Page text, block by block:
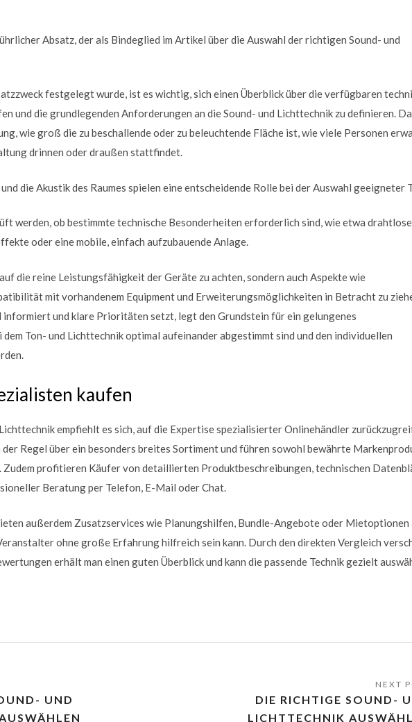
Absatz, der als Bindeglied im Artikel über die Auswahl der richtigen Sound- und
festgelegt wurde, ist es wichtig, sich einen Überblick über die verfügbaren
und die grundlegenden Anforderungen an die Sound- und Lichttechnik zu definieren.
wie groß die zu beschallende oder zu beleuchtende Fläche ist, wie viele Personen
drinnen oder draußen stattfindet.
die Akustik des Raumes spielen eine entscheidende Rolle bei der Auswahl geeigneter
werden, ob bestimmte technische Besonderheiten erforderlich sind, wie etwa drahtlose
oder eine mobile, einfach aufzubauende Anlage.
die reine Leistungsfähigkeit der Geräte zu achten, sondern auch Aspekte wie
mit vorhandenem Equipment und Erweiterungsmöglichkeiten in Betracht zu
informiert und klare Prioritäten setzt, legt den Grundstein für ein gelungenes
Ton- und Lichttechnik optimal aufeinander abgestimmt sind und den individuellen
kaufen
empfiehlt es sich, auf die Expertise spezialisierter Onlinehändler
Regel über ein besonders breites Sortiment und führen sowohl bewährte
Zudem profitieren Käufer von detaillierten Produktbeschreibungen, technischen
Beratung per Telefon, E-Mail oder Chat.
außerdem Zusatzservices wie Planungshilfen, Bundle-Angebote oder Mietoptionen
ohne große Erfahrung hilfreich sein kann. Durch den direkten Vergleich
erhält man einen guten Überblick und kann die passende Technik gezielt
UND
DIE RICHTIGE SOUND-
LICHTTECHNIK